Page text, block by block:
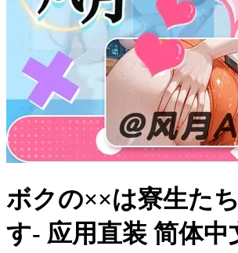
ボクの××は寮生た
す- 应用直装 简体中